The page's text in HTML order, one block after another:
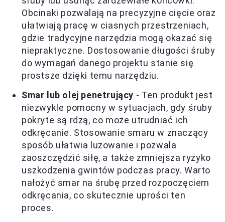
Obcinaki pozwalają na precyzyjne cięcie oraz
ułatwiają pracę w ciasnych przestrzeniach,
gdzie tradycyjne narzędzia mogą okazać się
niepraktyczne. Dostosowanie długości śruby
do wymagań danego projektu stanie się
prostsze dzięki temu narzędziu.
Smar lub olej penetrujący - Ten produkt jest
niezwykle pomocny w sytuacjach, gdy śruby
pokryte są rdzą, co może utrudniać ich
odkręcanie. Stosowanie smaru w znaczący
sposób ułatwia luzowanie i pozwala
zaoszczędzić siłę, a także zmniejsza ryzyko
uszkodzenia gwintów podczas pracy. Warto
nałożyć smar na śrubę przed rozpoczęciem
odkręcania, co skutecznie uprości ten
proces.